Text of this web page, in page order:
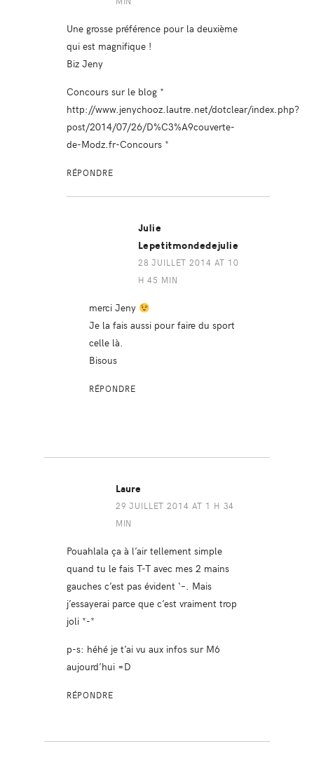
Une grosse préférence pour la deuxième
qui est magnifique !
Biz Jeny
Concours sur le blog *
http://www.jenychooz.lautre.net/dotclear/index.php?
post/2014/07/26/D%C3%A9couverte-
de-Modz.fr-Concours*
RÉPONDRE
Julie
Lepetitmondedejulie
28 JUILLET 2014 AT 10
H 45 MIN
merci Jeny
Je la fais aussi pour faire du sport
celle là.
Bisous
RÉPONDRE
Laure
29 JUILLET 2014 AT 1 H 34
MIN
Pouahlala ça à l’air tellement simple
quand tu le fais T-T avec mes 2 mains
gauches c’est pas évident ‘–. Mais
j’essayerai parce que c’est vraiment trop
joli *-*
p-s: héhé je t’ai vu aux infos sur M6
aujourd’hui =D
RÉPONDRE